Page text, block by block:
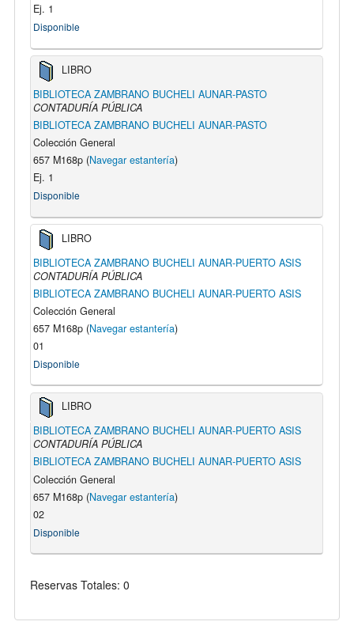
Ej. 1
Disponible
LIBRO
BIBLIOTECA ZAMBRANO BUCHELI AUNAR-PASTO
CONTADURÍA PÚBLICA
BIBLIOTECA ZAMBRANO BUCHELI AUNAR-PASTO
Colección General
657 M168p (Navegar estantería)
Ej. 1
Disponible
LIBRO
BIBLIOTECA ZAMBRANO BUCHELI AUNAR-PUERTO ASIS
CONTADURÍA PÚBLICA
BIBLIOTECA ZAMBRANO BUCHELI AUNAR-PUERTO ASIS
Colección General
657 M168p (Navegar estantería)
01
Disponible
LIBRO
BIBLIOTECA ZAMBRANO BUCHELI AUNAR-PUERTO ASIS
CONTADURÍA PÚBLICA
BIBLIOTECA ZAMBRANO BUCHELI AUNAR-PUERTO ASIS
Colección General
657 M168p (Navegar estantería)
02
Disponible
Reservas Totales: 0